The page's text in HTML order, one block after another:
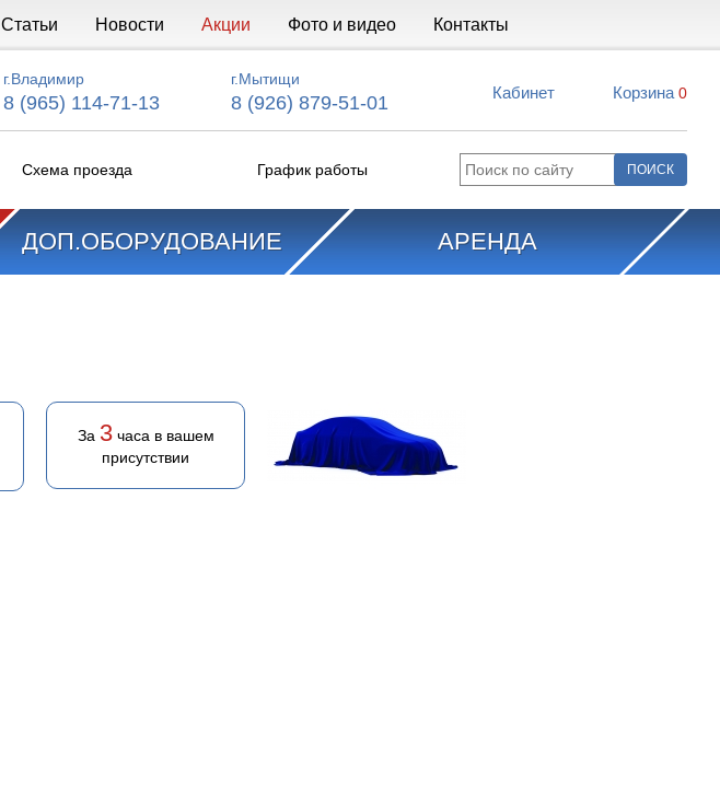
Статьи Новости Акции Фото и видео Контакты
г.Владимир
8 (965) 114-71-13
г.Мытищи
8 (926) 879-51-01 Кабинет Корзина 0
Схема проезда График работы
ДОП.ОБОРУДОВАНИЕ АРЕНДА
За 3часа в вашем
присутствии